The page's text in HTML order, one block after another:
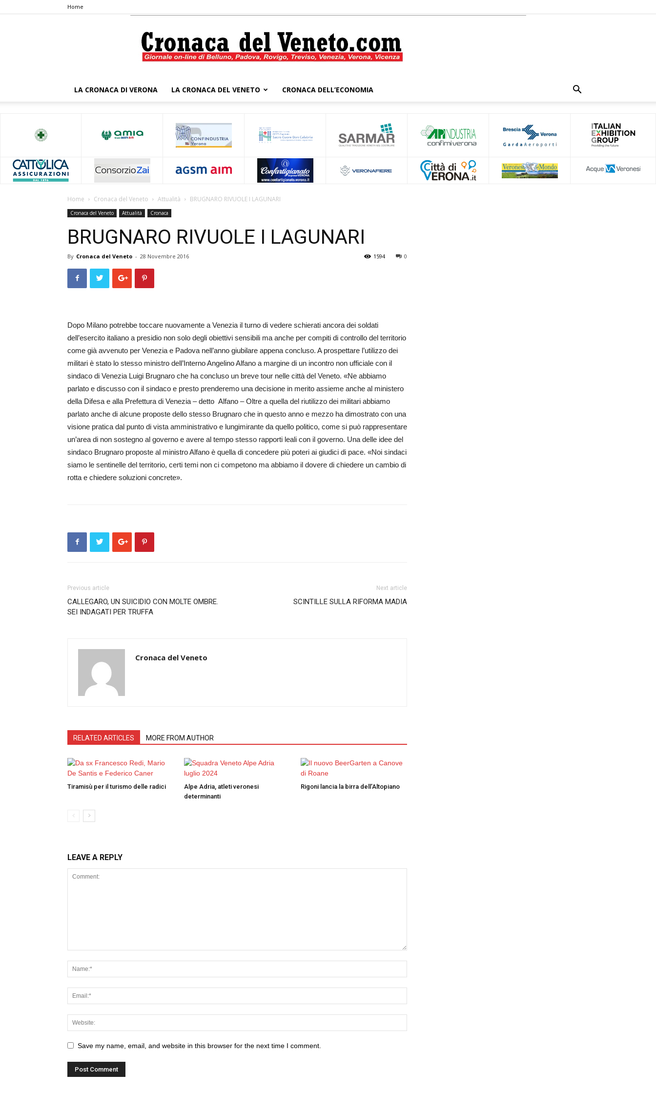
Home
Veneto
LA CRONACA DI VERONA LA CRONACA DEL VENETO CRONACA DELL’ECONOMIA
Home Cronaca del Veneto Attualità BRUGNARO RIVUOLE I LAGUNARI
Cronaca del Veneto Attualità Cronaca
BRUGNARO RIVUOLE I LAGUNARI
By Cronaca del Veneto - 28 Novembre 2016 0
1594
Dopo Milano potrebbe toccare nuovamente a Venezia il turno di vedere schierati ancora dei soldati
dell’esercito italiano a presidio non solo degli obiettivi sensibili ma anche per compiti di controllo del territorio
come già avvenuto per Venezia e Padova nell’anno giubilare appena concluso. A prospettare l’utilizzo dei
militari è stato lo stesso ministro dell’I­nterno Angelino Alfano a margine di un incontro non ufficiale con il
sindaco di Venezia Luigi Bru­gnaro che ha concluso un breve tour nelle città del Veneto. «Ne abbiamo
parlato e discusso con il sindaco e presto prenderemo una decisione in merito assieme anche al ministero
della Difesa e alla Pr­efettura di Venezia – detto Alfano – Oltre a quella del riutilizzo dei militari abbiamo
parlato anche di alcune proposte dello stesso Brugnaro che in questo anno e mezzo ha dimostrato con una
visione pratica dal punto di vista amministrativo e lungimirante da quello politico, come si può rappresentare
un’area di non sostegno al governo e avere al tempo stesso rapporti leali con il governo. Una delle idee del
sindaco Brugnaro proposte al ministro Alfano è quella di concedere più poteri ai giudici di pace. «Noi sindaci
siamo le sentinelle del territorio, certi temi non ci competono ma abbiamo il dovere di chiedere un cambio di
rotta e chiedere soluzioni concrete».
Previous article
CALLEGARO, UN SUICIDIO CON MOLTE OMBRE.
SEI INDAGATI PER TRUFFA
Next article
SCINTILLE SULLA RIFORMA MADIA
Cronaca del Veneto
RELATED ARTICLES MORE FROM AUTHOR
Tiramisù per il turismo delle radici
Alpe Adria, atleti veronesi
determinanti
Rigoni lancia la birra dell’Altopiano
LEAVE A REPLY
Save my name, email, and website in this browser for the next time I comment.